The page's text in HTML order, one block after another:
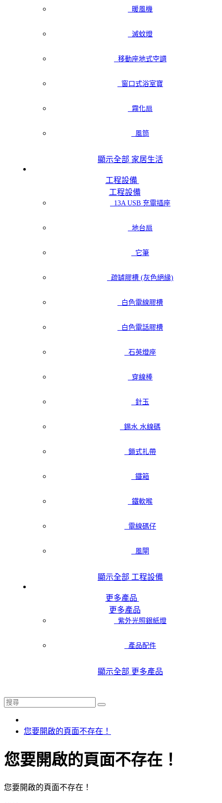
暖風機
滅蚊燈
移動座地式空調
窗口式浴室寶
霧化扇
風筒
顯示全部 家居生活
工程設備
工程設備
13A USB 充電插座
地台扇
它筆
疏罅膠槽 (灰色絕緣)
白色電線膠槽
白色電話膠槽
石英燈座
穿線棒
針玉
錫水 水線碼
鎖式扎帶
鐵箱
鐵軟喉
電線碼仔
風閘
顯示全部 工程設備
更多產品
更多產品
紫外光照銀紙燈
產品配件
顯示全部 更多產品
您要開啟的頁面不存在！
您要開啟的頁面不存在！
您要開啟的頁面不存在！